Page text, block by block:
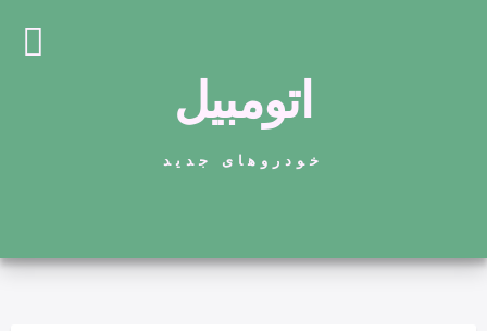
اتومبیل
خودروهای جدید